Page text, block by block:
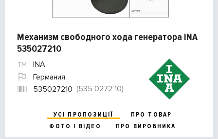
Механизм свободного хода генератора INA
535027210
INA
Германия
535027210 (535 0272 10)
УСІ ПРОПОЗИЦІЇ
ПРО ТОВАР
ФОТО І ВІДЕО
ПРО ВИРОБНИКА